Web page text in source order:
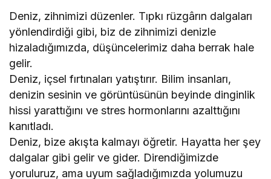
Deniz, zihnimizi düzenler. Tıpkı rüzgârın dalgaları
yönlendirdiği gibi, biz de zihnimizi denizle
hizaladığımızda, düşüncelerimiz daha berrak hale
gelir.
Deniz, içsel fırtınaları yatıştırır. Bilim insanları,
denizin sesinin ve görüntüsünün beyinde dinginlik
hissi yarattığını ve stres hormonlarını azalttığını
kanıtladı.
Deniz, bize akışta kalmayı öğretir. Hayatta her şey
dalgalar gibi gelir ve gider. Direndiğimizde
yoruluruz, ama uyum sağladığımızda yolumuzu